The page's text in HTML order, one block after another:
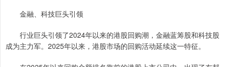
金融、科技巨头引领
行业巨头引领了2024年以来的港股回购潮，金融蓝筹股和科技股
成为主力军。2025年以来，港股市场的回购活动延续这一特征。